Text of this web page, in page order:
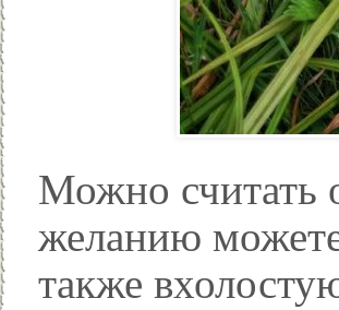
Можно считать
желанию
также